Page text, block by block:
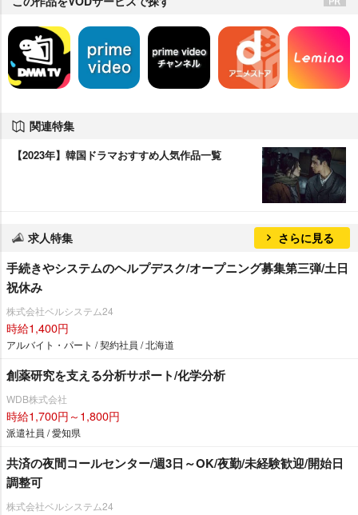
関連特集
【2023年】韓国ドラマおすすめ人気作品一覧
求人特集 さらに見る
手続きやシステムのヘルプデスク/オープニング募集第三弾/土日
祝休み
株式会社ベルシステム24
時給1,400円
アルバイト・パート / 契約社員 / 北海道
創薬研究を支える分析サポート/化学分析
WDB株式会社
時給1,700円～1,800円
派遣社員 / 愛知県
共済の夜間コールセンター/週3日～OK/夜勤/未経験歓迎/開始日
調整可
株式会社ベルシステム24